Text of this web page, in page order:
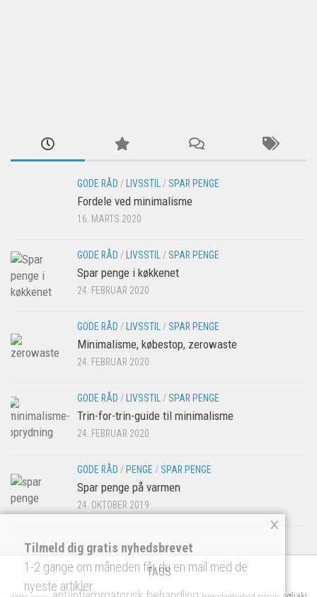
GODE RÅD / LIVSSTIL / SPAR PENGE
Fordele ved minimalisme
16. MARTS 2020
GODE RÅD / LIVSSTIL / SPAR PENGE
Spar penge i køkkenet
24. FEBRUAR 2020
GODE RÅD / LIVSSTIL / SPAR PENGE
Minimalisme, købestop, zerowaste
24. FEBRUAR 2020
GODE RÅD / LIVSSTIL / SPAR PENGE
Trin-for-trin-guide til minimalisme
24. FEBRUAR 2020
GODE RÅD / PENGE / SPAR PENGE
Spar penge på varmen
24. OKTOBER 2019
TAGS
Tilmeld dig gratis nyhedsbrevet
1-2 gange om måneden får du en mail med de
nyeste artikler.
×